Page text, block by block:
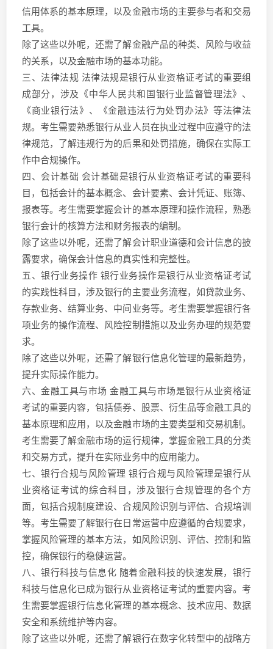
信用体系的基本原理，以及金融市场的主要参与者和交易
工具。
除了这些以外呢，还需了解金融产品的种类、风险与收益
的关系，以及金融市场的基本功能。
三、法律法规 法律法规是银行从业资格证考试的重要组
成部分，涉及《中华人民共和国银行业监督管理法》、
《商业银行法》、《金融违法行为处罚办法》等法律法
规。考生需要熟悉银行从业人员在执业过程中应遵守的法
律规范，了解违规行为的后果和处罚措施，确保在实际工
作中合规操作。
四、会计基础 会计基础是银行从业资格证考试的重要科
目，包括会计的基本概念、会计要素、会计凭证、账簿、
报表等。考生需要掌握会计的基本原理和操作流程，熟悉
银行会计的核算方法和财务报表的编制。
除了这些以外呢，还需了解会计职业道德和会计信息的披
露要求，确保会计信息的真实性和完整性。
五、银行业务操作 银行业务操作是银行从业资格证考试
的实践性科目，涉及银行的主要业务流程，如贷款业务、
存款业务、结算业务、中间业务等。考生需要掌握银行各
项业务的操作流程、风险控制措施以及业务办理的规范要
求。
除了这些以外呢，还需了解银行信息化管理的最新趋势，
提升实际操作能力。
六、金融工具与市场 金融工具与市场是银行从业资格证
考试的重要内容，包括债券、股票、衍生品等金融工具的
基本原理和应用，以及金融市场的主要类型和交易机制。
考生需要了解金融市场的运行规律，掌握金融工具的分类
和交易方式，提升在实际业务中的应用能力。
七、银行合规与风险管理 银行合规与风险管理是银行从
业资格证考试的综合科目，涉及银行合规管理的各个方
面，包括合规制度建设、合规风险识别与评估、合规培训
等。考生需要了解银行在日常运营中应遵循的合规要求，
掌握风险管理的基本方法，如风险识别、评估、控制和监
控，确保银行的稳健运营。
八、银行科技与信息化 随着金融科技的快速发展，银行
科技与信息化已成为银行从业资格证考试的重要内容。考
生需要掌握银行信息化管理的基本概念、技术应用、数据
安全和系统维护等内容。
除了这些以外呢，还需了解银行在数字化转型中的战略方